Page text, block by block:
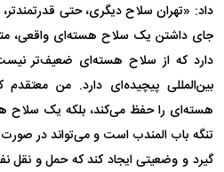
داد: «تهران سلاح دیگری، حتی قدرتمندتر،
جای داشتن یک سلاح هسته‌ای واقعی،
دارد که از سلاح هسته‌ای ضعیف‌تر
بین‌المللی پیچیده‌ای دارد. من
هسته‌ای را حفظ می‌کند، بلکه یک سلاح
تنگه باب المندب است و می‌تواند در صورت
گیرد و وضعیتی ایجاد کند که حمل و نقل